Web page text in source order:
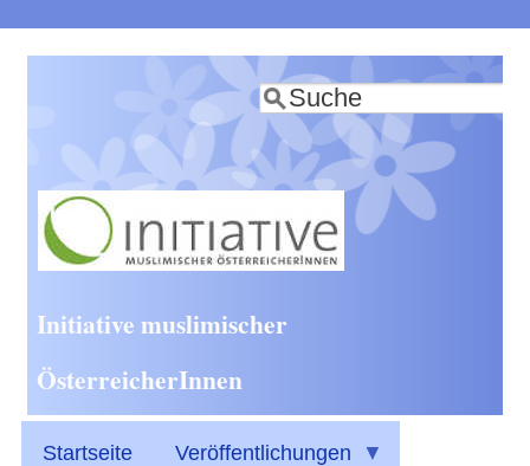
zum
Inhalt
Suche
Initiative muslimischer
ÖsterreicherInnen
Startseite Veröffentlichungen